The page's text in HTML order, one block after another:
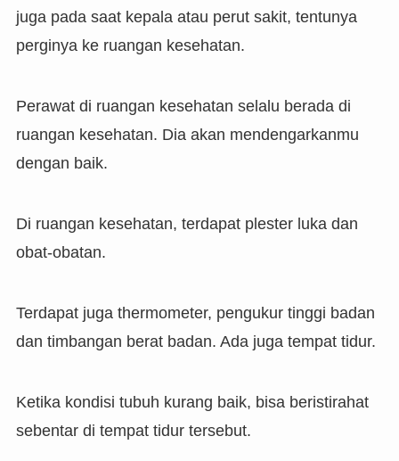
juga pada saat kepala atau perut sakit, tentunya
perginya ke ruangan kesehatan.
Perawat di ruangan kesehatan selalu berada di
ruangan kesehatan. Dia akan mendengarkanmu
dengan baik.
Di ruangan kesehatan, terdapat plester luka dan
obat-obatan.
Terdapat juga thermometer, pengukur tinggi badan
dan timbangan berat badan. Ada juga tempat tidur.
Ketika kondisi tubuh kurang baik, bisa beristirahat
sebentar di tempat tidur tersebut.